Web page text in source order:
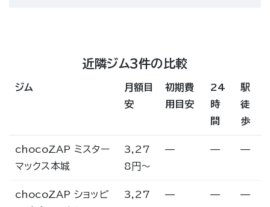
近隣ジム3件の比較
ジム
月額目
安
初期費
用目安
24
時
間
駅
徒
歩
chocoZAP ミスター
マックス本城
3,27
8円〜
— — —
chocoZAP ショッピ
3,27
— — —